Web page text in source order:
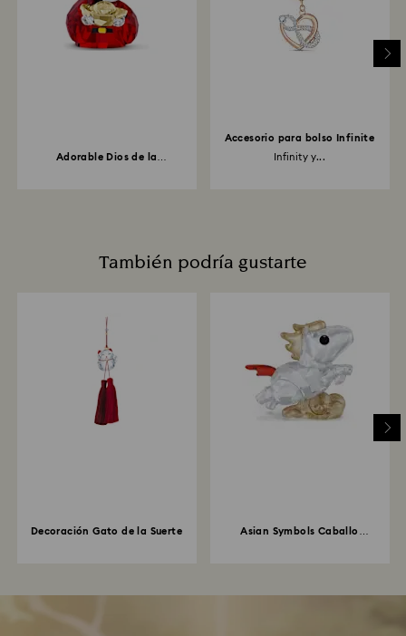
Adorable Dios de la
Accesorio para bolso Infinite
Infinity y...
También podría gustarte
Decoración Gato de la Suerte
Asian Symbols Caballo